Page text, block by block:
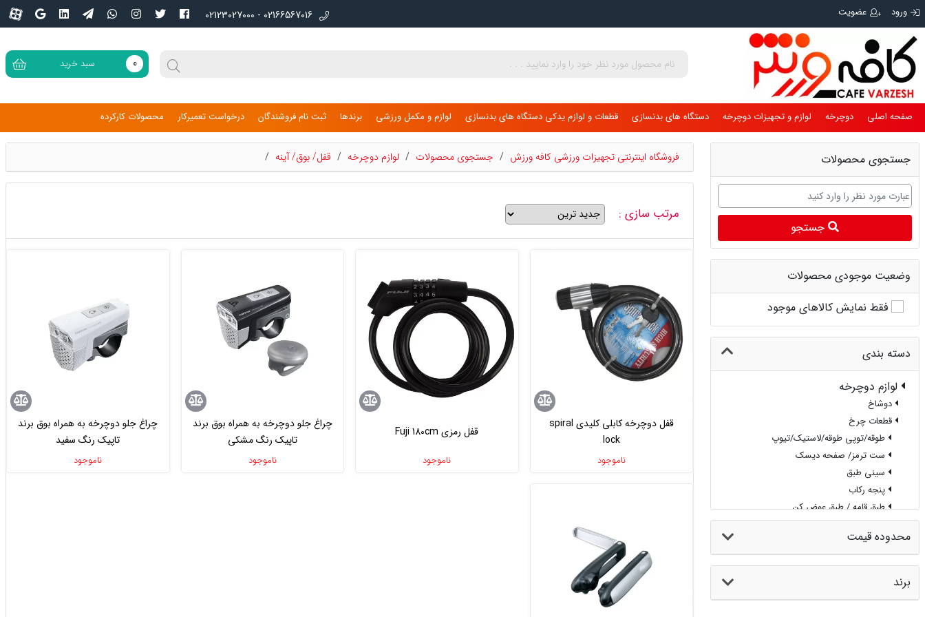
ورود عضویت 02166567016 - 02123027000
سبد خرید 0
صفحه اصلی دوچرخه لوازم و تجهیزات دوچرخه دستگاه های بدنسازی قطعات و لوازم یدکی دستگاه های بدنسازی لوازم و مکمل ورزشی برندها ثبت نام فروشندگان درخواست تعمیرکار محصولات کارکرده
فروشگاه اینترنتی تجهیزات ورزشی کافه ورزش / جستجوی محصولات / لوازم دوچرخه / قفل/ بوق/ آینه /
مرتب سازی :
قفل دوچرخه کابلى کلیدى spiral
lock
ناموجود
قفل رمزى Fuji 180cm
ناموجود
چراغ جلو دوچرخه به همراه بوق برند
تاپیک رنگ مشکی
ناموجود
چراغ جلو دوچرخه به همراه بوق برند
تاپیک رنگ سفید
ناموجود
جستجوی محصولات
جستجو
وضعیت موجودی محصولات
فقط نمایش کالاهای موجود
دسته بندی
لوازم دوچرخه
دوشاخ
قطعات چرخ
طوقه/توپی طوقه/لاستیک/تیوپ
ست ترمز/ صفحه دیسک
سینی طبق
پنجه رکاب
طبق قامه / طبق عوض کن
توپی تنه
زنجیر
قطعات تنه
محدوده قیمت
برند